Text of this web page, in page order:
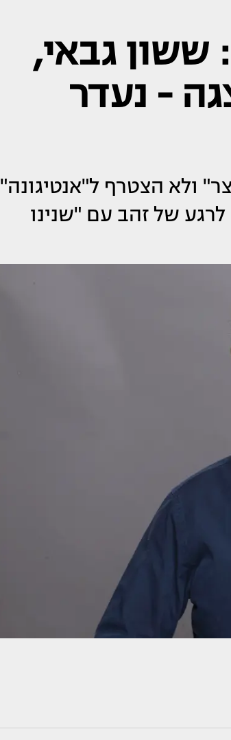
גבאי,
- נעדר
ולא הצטרף ל"אנטיגונה"
בן ה-89, חזר לבמה לרגע של זהב עם "שנינו